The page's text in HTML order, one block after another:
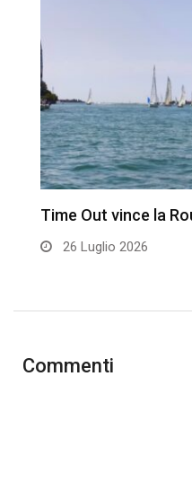
Time Out vince la
26 Luglio 2026
Commenti